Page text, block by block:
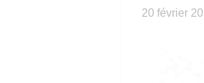
20 février